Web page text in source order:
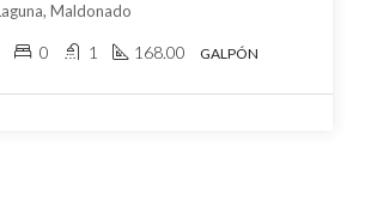
Maldonado
0 1 168.00 GALPÓN